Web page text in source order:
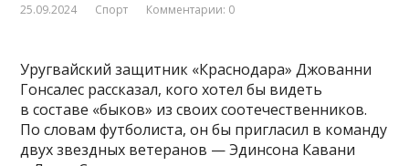
25.09.2024 Спорт Комментарии: 0
Уругвайский защитник «Краснодара» Джованни
Гонсалес рассказал, кого хотел бы видеть
в составе «быков» из своих соотечественников.
По словам футболиста, он бы пригласил в команду
двух звездных ветеранов — Эдинсона Кавани